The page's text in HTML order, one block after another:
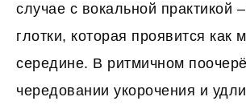
случае с вокальной практикой
глотки, которая проявится
середине. В ритмичном
чередовании укорочения и